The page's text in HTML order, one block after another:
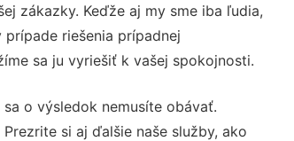
zákazky. Keďže aj my sme iba ľudia,
riešenia prípadnej
sa ju vyriešiť k vašej spokojnosti.
sa o výsledok nemusíte obávať.
si aj ďalšie naše služby, ako